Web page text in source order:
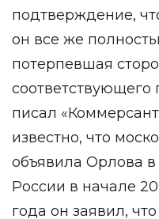
подтверждение,
он все же
потерпевшая
соответствующего
писал
известно, что
объявила Орлова в
России в начале
года он заявил,